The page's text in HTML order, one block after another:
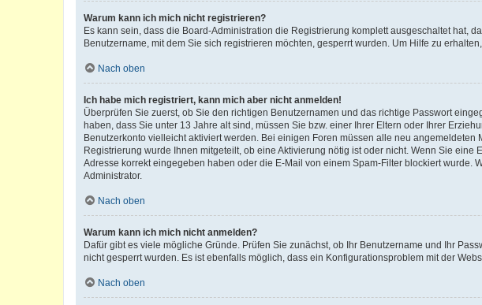
Warum kann ich mich nicht registrieren?
Es kann sein, dass die Board-Administration die Registrierung komplett ausgeschaltet hat,
Benutzername, mit dem Sie sich registrieren möchten, gesperrt wurden. Um Hilfe zu
Nach oben
Ich habe mich registriert, kann mich aber nicht anmelden!
Überprüfen Sie zuerst, ob Sie den richtigen Benutzernamen und das richtige Passwort
haben, dass Sie unter 13 Jahre alt sind, müssen Sie bzw. einer Ihrer Eltern oder Ihrer
Benutzerkonto vielleicht aktiviert werden. Bei einigen Foren müssen alle neu
Registrierung wurde Ihnen mitgeteilt, ob eine Aktivierung nötig ist oder nicht. Wenn Sie
Adresse korrekt eingegeben haben oder die E-Mail von einem Spam-Filter blockiert
Administrator.
Nach oben
Warum kann ich mich nicht anmelden?
Dafür gibt es viele mögliche Gründe. Prüfen Sie zunächst, ob Ihr Benutzername und Ihr
nicht gesperrt wurden. Es ist ebenfalls möglich, dass ein Konfigurationsproblem mit der
Nach oben